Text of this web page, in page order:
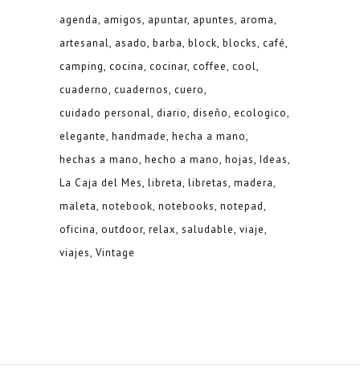
agenda amigos apuntar apuntes aroma
artesanal asado barba block blocks café
camping cocina cocinar coffee cool
cuaderno cuadernos cuero
cuidado personal diario diseño ecologico
elegante handmade hecha a mano
hechas a mano hecho a mano hojas Ideas
La Caja del Mes libreta libretas madera
maleta notebook notebooks notepad
oficina outdoor relax saludable viaje
viajes Vintage